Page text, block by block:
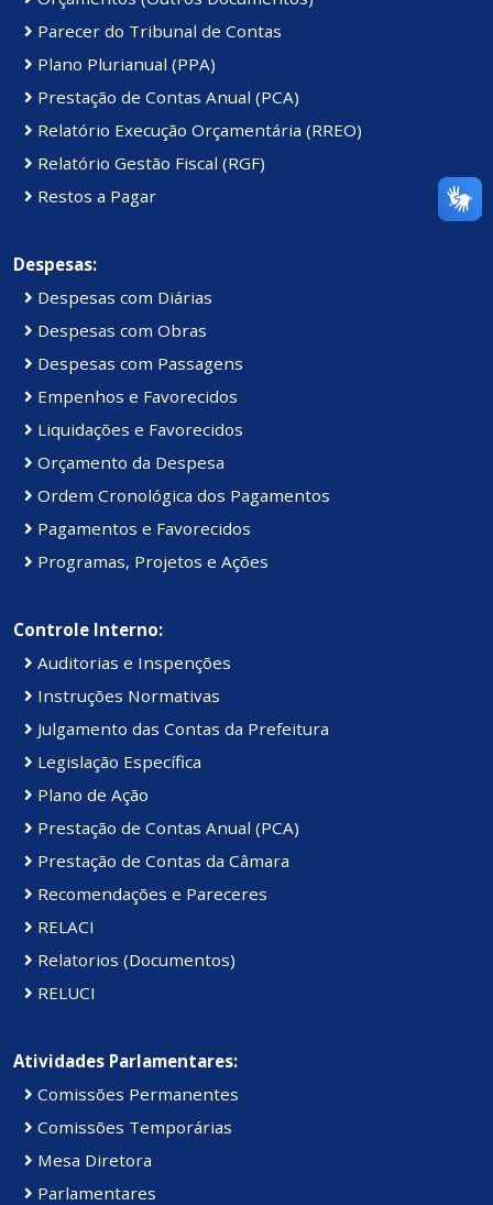
Parecer do Tribunal de Contas
Plano Plurianual (PPA)
Prestação de Contas Anual (PCA)
Relatório Execução Orçamentária (RREO)
Relatório Gestão Fiscal (RGF)
Restos a Pagar
Despesas:
Despesas com Diárias
Despesas com Obras
Despesas com Passagens
Empenhos e Favorecidos
Liquidações e Favorecidos
Orçamento da Despesa
Ordem Cronológica dos Pagamentos
Pagamentos e Favorecidos
Programas, Projetos e Ações
Controle Interno:
Auditorias e Inspenções
Instruções Normativas
Julgamento das Contas da Prefeitura
Legislação Específica
Plano de Ação
Prestação de Contas Anual (PCA)
Prestação de Contas da Câmara
Recomendações e Pareceres
RELACI
Relatorios (Documentos)
RELUCI
Atividades Parlamentares:
Comissões Permanentes
Comissões Temporárias
Mesa Diretora
Parlamentares